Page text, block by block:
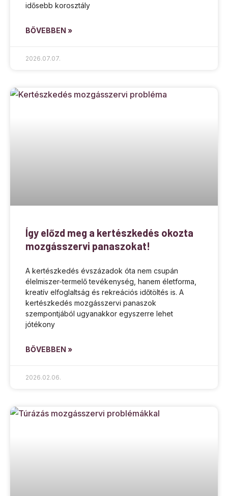
idősebb korosztály
BŐVEBBEN »
2026.07.07.
Így előzd meg a kertészkedés okozta
mozgásszervi panaszokat!
A kertészkedés évszázadok óta nem csupán
élelmiszer-termelő tevékenység, hanem életforma,
kreatív elfoglaltság és rekreációs időtöltés is. A
kertészkedés mozgásszervi panaszok
szempontjából ugyanakkor egyszerre lehet
jótékony
BŐVEBBEN »
2026.02.06.